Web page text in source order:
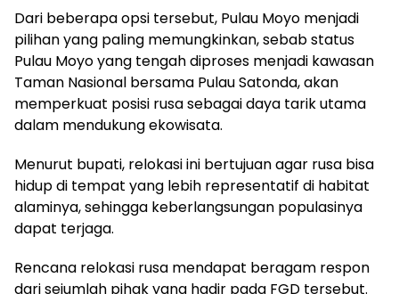
Dari beberapa opsi tersebut, Pulau Moyo menjadi
pilihan yang paling memungkinkan, sebab status
Pulau Moyo yang tengah diproses menjadi kawasan
Taman Nasional bersama Pulau Satonda, akan
memperkuat posisi rusa sebagai daya tarik utama
dalam mendukung ekowisata.
Menurut bupati, relokasi ini bertujuan agar rusa bisa
hidup di tempat yang lebih representatif di habitat
alaminya, sehingga keberlangsungan populasinya
dapat terjaga.
Rencana relokasi rusa mendapat beragam respon
dari sejumlah pihak yang hadir pada FGD tersebut.